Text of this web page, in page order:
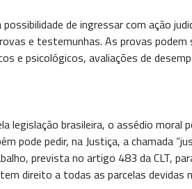
de ingressar com ação
e testemunhas. As provas
e psicológicos, avaliações de
legislação brasileira, o assédio moral
pode pedir, na Justiça, a chamada
prevista no artigo 483 da CLT,
direito a todas as parcelas devidas